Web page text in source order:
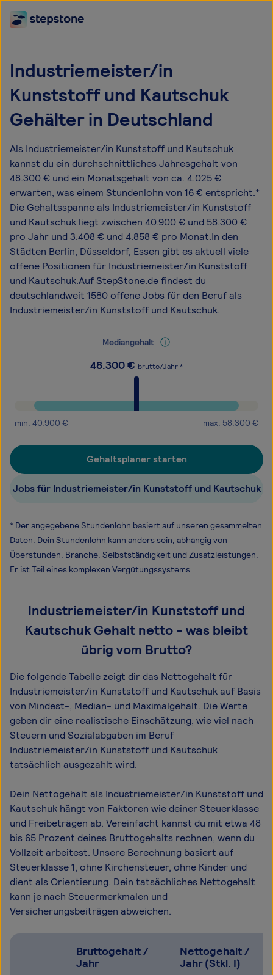
Industriemeister/in
Kunststoff und Kautschuk
Gehälter in Deutschland
Als Industriemeister/in Kunststoff und Kautschuk
kannst du ein durchschnittliches Jahresgehalt von
48.300 € und ein Monatsgehalt von ca. 4.025 €
erwarten, was einem Stundenlohn von 16 € entspricht.*
Die Gehaltsspanne als Industriemeister/in Kunststoff
und Kautschuk liegt zwischen 40.900 € und 58.300 €
pro Jahr und 3.408 € und 4.858 € pro Monat.In den
Städten Berlin, Düsseldorf, Essen gibt es aktuell viele
offene Positionen für Industriemeister/in Kunststoff
und Kautschuk.Auf StepStone.de findest du
deutschlandweit 1580 offene Jobs für den Beruf als
Industriemeister/in Kunststoff und Kautschuk.
Mediangehalt
48.300€ brutto/Jahr *
min. 40.900 € max. 58.300 €
Gehaltsplaner starten
Jobs für Industriemeister/in Kunststoff und Kautschuk
* Der angegebene Stundenlohn basiert auf unseren gesammelten
Daten. Dein Stundenlohn kann anders sein, abhängig von
Überstunden, Branche, Selbstständigkeit und Zusatzleistungen.
Er ist Teil eines komplexen Vergütungssystems.
Industriemeister/in Kunststoff und
Kautschuk Gehalt netto - was bleibt
übrig vom Brutto?
Die folgende Tabelle zeigt dir das Netto­gehalt für
Industriemeister/in Kunststoff und Kautschuk auf Basis
von Mindest-, Median- und Maximal­gehalt. Die Werte
geben dir eine realistische Einschätzung, wie viel nach
Steuern und Sozialabgaben im Beruf
Industriemeister/in Kunststoff und Kautschuk
tatsächlich ausgezahlt wird.
Dein Nettogehalt als Industriemeister/in Kunststoff und
Kautschuk hängt von Faktoren wie deiner Steuerklasse
und Freibeträgen ab. Vereinfacht kannst du mit etwa 48
bis 65 Prozent deines Bruttogehalts rechnen, wenn du
Vollzeit arbeitest. Unsere Berechnung basiert auf
Steuerklasse 1, ohne Kirchensteuer, ohne Kinder und
dient als Orientierung. Dein tatsächliches Nettogehalt
kann je nach Steuermerkmalen und
Versicherungsbeiträgen abweichen.
Bruttogehalt /
Jahr
Nettogehalt /
Jahr (Stkl. I)